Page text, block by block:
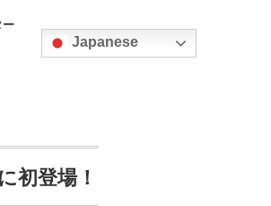
ー
Japanese
初登場！